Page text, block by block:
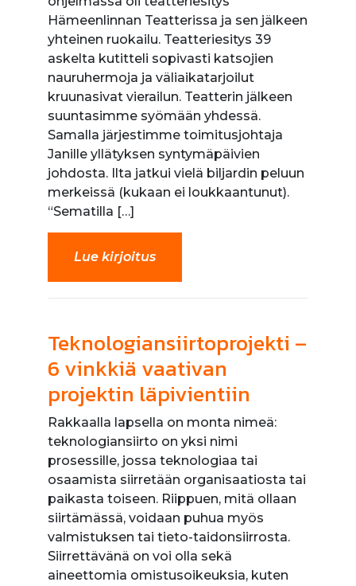
Hämeenlinnan Teatterissa ja sen jälkeen
yhteinen ruokailu. Teatteriesitys 39
askelta kutitteli sopivasti katsojien
nauruhermoja ja väliaikatarjoilut
kruunasivat vierailun. Teatterin jälkeen
suuntasimme syömään yhdessä.
Samalla järjestimme toimitusjohtaja
Janille yllätyksen syntymäpäivien
johdosta. Ilta jatkui vielä biljardin peluun
merkeissä (kukaan ei loukkaantunut).
“Sematilla […]
Lue kirjoitus
Teknologiansiirtoprojekti –
6 vinkkiä vaativan
projektin läpivientiin
Rakkaalla lapsella on monta nimeä:
teknologiansiirto on yksi nimi
prosessille, jossa teknologiaa tai
osaamista siirretään organisaatiosta tai
paikasta toiseen. Riippuen, mitä ollaan
siirtämässä, voidaan puhua myös
valmistuksen tai tieto-taidonsiirrosta.
Siirrettävänä on voi olla sekä
aineettomia omistusoikeuksia, kuten